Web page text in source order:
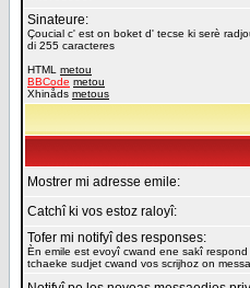
Sinateure:
Çoucial c' est on boket d' tecse ki serè
di 255 caracteres
HTML metou
BBCode metou
Xhinåds metous
Mostrer mi adresse emile:
Catchî ki vos estoz raloyî:
Tofer mi notifyî des responses:
Èn emile est evoyî cwand ene sakî
tchaeke sudjet cwand vos scrijhoz on